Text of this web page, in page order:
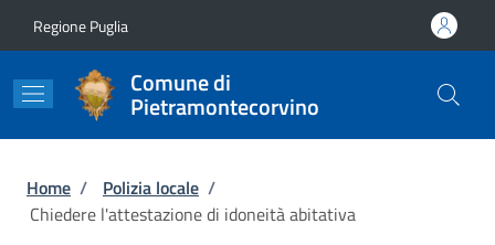
Regione Puglia
Comune di
Pietramontecorvino
Briciole di pane
Home / Polizia locale /
Chiedere l'attestazione di idoneità abitativa